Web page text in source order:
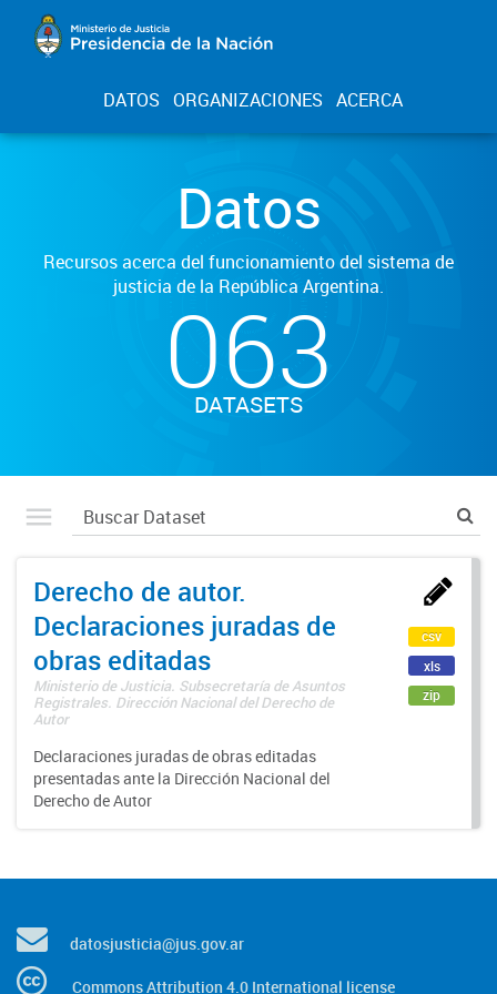
DATOS ORGANIZACIONES ACERCA
Datos
Recursos acerca del funcionamiento del sistema de
justicia de la República Argentina.
063
DATASETS
Derecho de autor.
Declaraciones juradas de
obras editadas
Ministerio de Justicia. Subsecretaría de Asuntos
Registrales. Dirección Nacional del Derecho de
Autor
Declaraciones juradas de obras editadas
presentadas ante la Dirección Nacional del
Derecho de Autor
csv
xls
zip
datosjusticia@jus.gov.ar
Commons Attribution 4.0 International license